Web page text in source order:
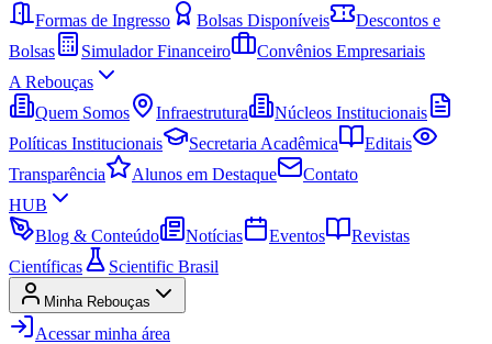
Formas de Ingresso
Bolsas Disponíveis
Descontos e
Bolsas
Simulador Financeiro
Convênios Empresariais
A Rebouças
Quem Somos
Infraestrutura
Núcleos Institucionais
Políticas Institucionais
Secretaria Acadêmica
Editais
Transparência
Alunos em Destaque
Contato
HUB
Blog & Conteúdo
Notícias Eventos
Revistas
Científicas
Scientific Brasil
Minha Rebouças
Acessar minha área